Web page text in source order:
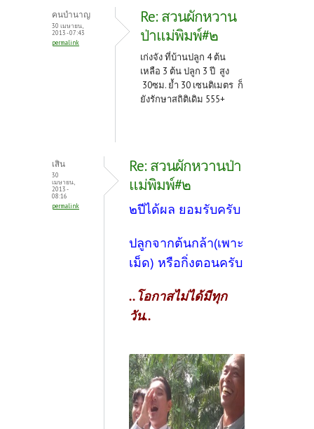
คนบำนาญ
30 เมษายน,
2013 - 07:43
permalink
Re: สวนผักหวาน
ป่าแม่พิมพ์#๒
เก่งจัง ที่บ้านปลูก 4 ต้น
เหลือ 3 ต้น ปลูก 3 ปี สูง
30ซม. ย้ำ 30 เซนติเมตร ก็
ยังรักษาสถิติเดิม 555+
เสิน
30
เมษายน,
2013 -
08:16
permalink
Re: สวนผักหวานป่า
แม่พิมพ์#๒
๒ปีได้ผล ยอมรับครับ
ปลูกจากต้นกล้า(เพาะ
เม็ด) หรือกิ่งตอนครับ
..โอกาสไม่ได้มีทุก
วัน..